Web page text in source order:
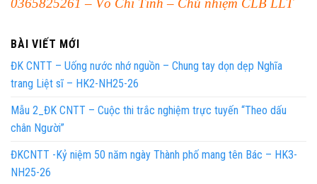
0365825261 – Võ Chí Tính – Chủ nhiệm CLB LLT
BÀI VIẾT MỚI
ĐK CNTT – Uống nước nhớ nguồn – Chung tay dọn dẹp Nghĩa
trang Liệt sĩ – HK2-NH25-26
Mẫu 2_ĐK CNTT – Cuộc thi trắc nghiệm trực tuyến “Theo dấu
chân Người”
ĐKCNTT -Kỷ niệm 50 năm ngày Thành phố mang tên Bác – HK3-
NH25-26